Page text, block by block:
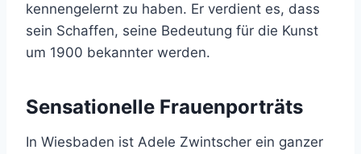
kennengelernt zu haben. Er verdient es, dass
sein Schaffen, seine Bedeutung für die Kunst
um 1900 bekannter werden.
Sensationelle Frauenporträts
In Wiesbaden ist Adele Zwintscher ein ganzer